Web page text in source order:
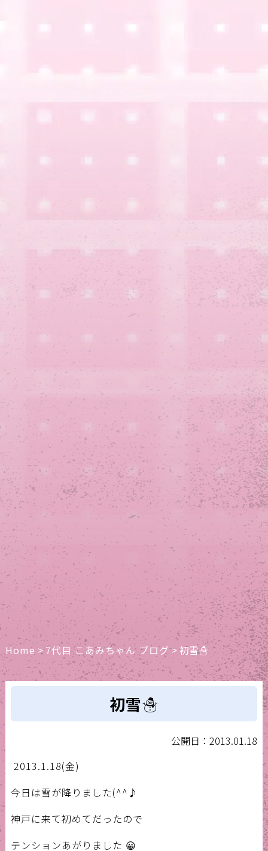
Home >7代目 こあみちゃん ブログ>初雪☃
初雪☃
公開日：2013.01.18
2013.1.18(金)
今日は雪が降りました(^^♪
神戸に来て初めてだったので
テンションあがりました 😀